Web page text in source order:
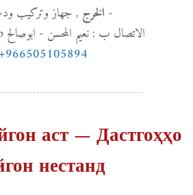
- الخرج , جهاز وتركيب
الاتصال ب : نعيم المحسن - ابوصالح Tel/WhatsApp
аст — Дастгоҳҳо
нестанд